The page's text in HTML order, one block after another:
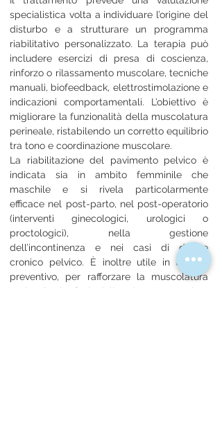
specialistica volta a individuare l’origine del
disturbo e a strutturare un programma
riabilitativo personalizzato. La terapia può
includere esercizi di presa di coscienza,
rinforzo o rilassamento muscolare, tecniche
manuali, biofeedback, elettrostimolazione e
indicazioni comportamentali. L’obiettivo è
migliorare la funzionalità della muscolatura
perineale, ristabilendo un corretto equilibrio
tra tono e coordinazione muscolare.
La riabilitazione del pavimento pelvico è
indicata sia in ambito femminile che
maschile e si rivela particolarmente
efficace nel post-parto, nel post-operatorio
(interventi ginecologici, urologici o
proctologici), nella gestione
dell’incontinenza e nei casi di dolore
cronico pelvico. È inoltre utile in ambito
preventivo, per rafforzare la muscolatura
perineale in fasi della vita a maggiore